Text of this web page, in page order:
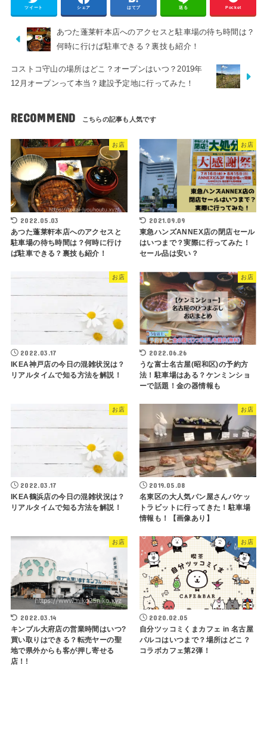
ツイート シェア はてブ 送る Pocket
あつた蓬莱軒本店へのアクセスと駐車場の待ち時間は？
何時に行けば駐車できる？裏技も紹介！
コストコ守山の場所はどこ？オープンはいつ？2019年
12月オープンって本当？建設予定地に行ってみた！
RECOMMEND
お店
2022.05.03
あつた蓬莱軒本店へのアクセスと
駐車場の待ち時間は？何時に行け
ば駐車できる？裏技も紹介！
お店
2021.09.09
東急ハンズANNEX店の閉店セール
はいつまで？実際に行ってみた！
セール品は安い？
お店
2022.03.17
IKEA神戸店の今日の混雑状況は？
リアルタイムで知る方法を解説！
お店
2022.06.26
うな富士名古屋(昭和区)の予約方
法！駐車場はある？ケンミンショ
ーで話題！金の器情報も
お店
2022.03.17
IKEA鶴浜店の今日の混雑状況は？
リアルタイムで知る方法を解説！
お店
2019.05.08
名東区の大人気パン屋さんバケッ
トラビットに行ってきた！駐車場
情報も！【画像あり】
お店
2022.03.14
キンブル大府店の営業時間はいつ?
買い取りはできる？転売ヤーの聖
地で県外からも客が押し寄せる
店！!
お店
2020.02.05
自分ツッコミくまカフェ in 名古屋
パルコはいつまで？場所はどこ？
コラボカフェ第2弾！